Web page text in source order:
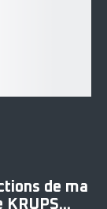
de ma
KRUPS...